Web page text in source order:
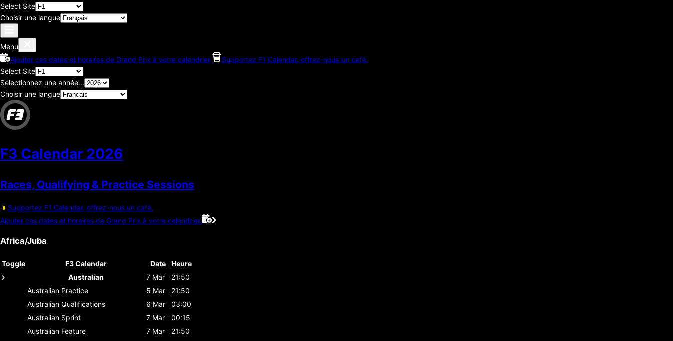
Select Site
Choisir une langue
Menu
Ajouter ces dates et horaires de Grand Prix à votre calendrier.
Supportez F1 Calendar, offrez-nous un café.
Select Site
Sélectionnez une année...
Choisir une langue
F3 Calendar 2026
Races, Qualifying & Practice Sessions
Supportez F1 Calendar, offrez-nous un café.
Ajouter ces dates et horaires de Grand Prix à votre calendrier.
Africa/Juba
Toggle F3 Calendar Date
Heure
Australian
7 Mar
21:50
Australian Practice 5 Mar
21:50
Australian Qualifications 6 Mar
03:00
Australian Sprint 7 Mar
00:15
Australian Feature 7 Mar
21:50